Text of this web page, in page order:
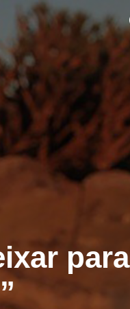
para